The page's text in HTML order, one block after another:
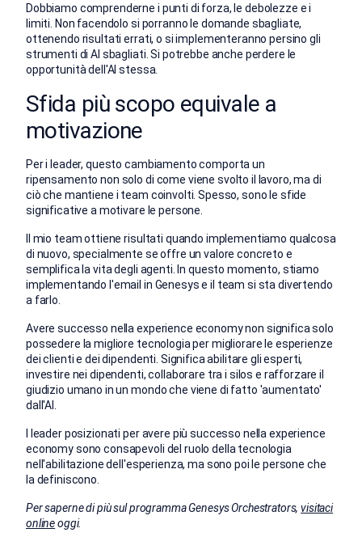
Dobbiamo comprenderne i punti di forza, le debolezze e i
limiti. Non facendolo si porranno le domande sbagliate,
ottenendo risultati errati, o si implementeranno persino gli
strumenti di AI sbagliati. Si potrebbe anche perdere le
opportunità dell'AI stessa.
Sfida più scopo equivale a
motivazione
Per i leader, questo cambiamento comporta un
ripensamento non solo di come viene svolto il lavoro, ma di
ciò che mantiene i team coinvolti. Spesso, sono le sfide
significative a motivare le persone.
Il mio team ottiene risultati quando implementiamo qualcosa
di nuovo, specialmente se offre un valore concreto e
semplifica la vita degli agenti. In questo momento, stiamo
implementando l'email in Genesys e il team si sta divertendo
a farlo.
Avere successo nella experience economy non significa solo
possedere la migliore tecnologia per migliorare le esperienze
dei clienti e dei dipendenti. Significa abilitare gli esperti,
investire nei dipendenti, collaborare tra i silos e rafforzare il
giudizio umano in un mondo che viene di fatto 'aumentato'
dall'AI.
I leader posizionati per avere più successo nella experience
economy sono consapevoli del ruolo della tecnologia
nell'abilitazione dell'esperienza, ma sono poi le persone che
la definiscono.
Per saperne di più sul programma Genesys Orchestrators,visitaci
onlineoggi.